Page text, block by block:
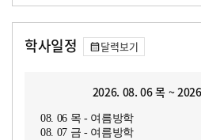
학사일정 달력보기
2026. 08. 06 목 ~
08. 06 목 - 여름방학
08. 07 금 - 여름방학